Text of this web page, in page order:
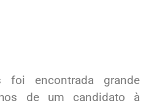
encontrada grande
de um candidato à